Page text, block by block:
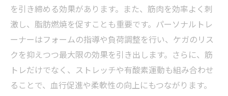
を引き締める効果があります。また、筋肉を効率よく刺
激し、脂肪燃焼を促すことも重要です。パーソナルトレ
ーナーはフォームの指導や負荷調整を行い、ケガのリス
クを抑えつつ最大限の効果を引き出します。さらに、筋
トレだけでなく、ストレッチや有酸素運動も組み合わせ
ることで、血行促進や柔軟性の向上にもつながります。